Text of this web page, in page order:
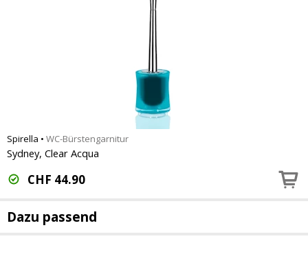
Spirella • WC-Bürstengarnitur
Sydney, Clear Acqua
CHF 44.90
Dazu passend